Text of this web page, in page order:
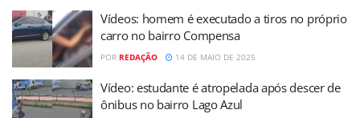
Vídeos: homem é executado a tiros no próprio
carro no bairro Compensa
POR REDAÇÃO 14 DE MAIO DE 2025
Vídeo: estudante é atropelada após descer de
ônibus no bairro Lago Azul